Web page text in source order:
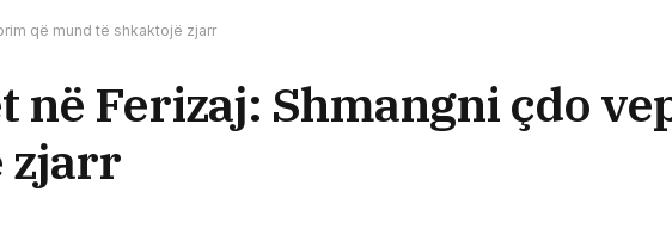
që mund të shkaktojë zjarr
në Ferizaj: Shmangni çdo
zjarr